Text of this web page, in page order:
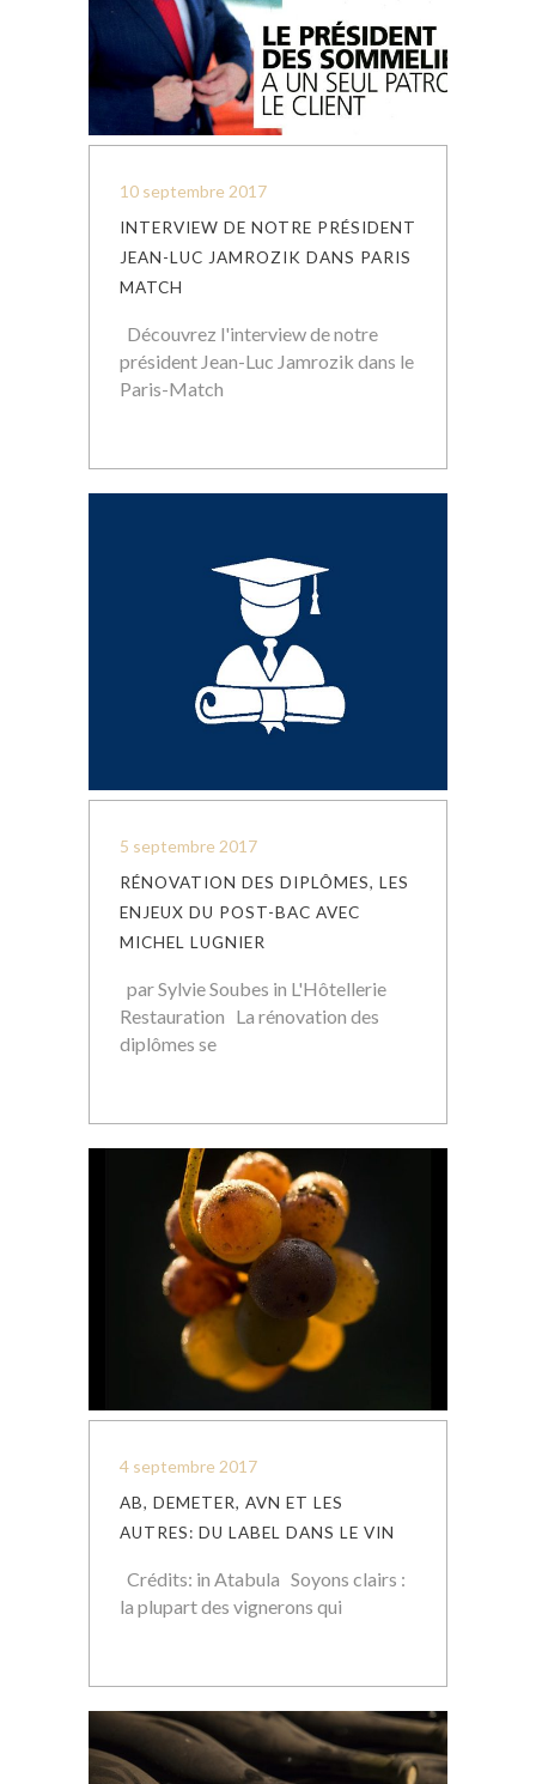
10 septembre 2017
INTERVIEW DE NOTRE PRÉSIDENT
JEAN-LUC JAMROZIK DANS PARIS
MATCH
Découvrez l'interview de notre
président Jean-Luc Jamrozik dans le
Paris-Match
5 septembre 2017
RÉNOVATION DES DIPLÔMES, LES
ENJEUX DU POST-BAC AVEC
MICHEL LUGNIER
par Sylvie Soubes in L'Hôtellerie
Restauration La rénovation des
diplômes se
4 septembre 2017
AB, DEMETER, AVN ET LES
AUTRES: DU LABEL DANS LE VIN
Crédits: in Atabula Soyons clairs :
la plupart des vignerons qui